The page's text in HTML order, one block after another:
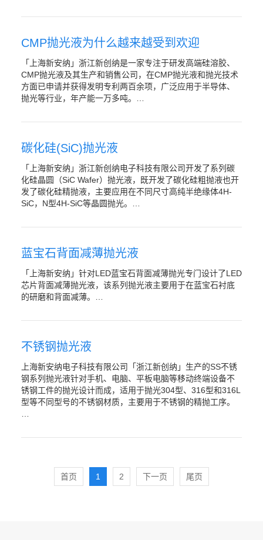
CMP抛光液为什么越来越受到欢迎
「上海新安纳」浙江新创纳是一家专注于研发高端硅溶胶、
CMP抛光液及其生产和销售公司，在CMP抛光液和抛光技术
方面已申请并获得发明专利两百余项，广泛应用于半导体、
抛光等行业，年产能一万多吨。…
碳化硅(SiC)抛光液
「上海新安纳」浙江新创纳电子科技有限公司开发了系列碳
化硅晶圆（SiC Wafer）抛光液，既开发了碳化硅粗抛液也开
发了碳化硅精抛液，主要应用在不同尺寸高纯半绝缘体4H-
SiC，N型4H-SiC等晶圆抛光。…
蓝宝石背面减薄抛光液
「上海新安纳」针对LED蓝宝石背面减薄抛光专门设计了LED
芯片背面减薄抛光液，该系列抛光液主要用于在蓝宝石衬底
的研磨和背面减薄。…
不锈钢抛光液
上海新安纳电子科技有限公司「浙江新创纳」生产的SS不锈
钢系列抛光液针对手机、电脑、平板电脑等移动终端设备不
锈钢工件的抛光设计而成，适用于抛光304型、316型和316L
型等不同型号的不锈钢材质，主要用于不锈钢的精抛工序。
首页 1 2 下一页 尾页